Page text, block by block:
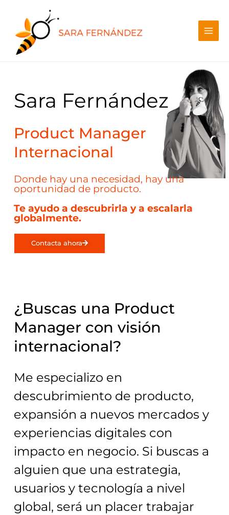
Sara Fernández
Product Manager
Internacional
Donde hay una necesidad, hay una
oportunidad de producto.
Te ayudo a descubrirla y a escalarla
globalmente.
Contacta ahora
¿Buscas una Product
Manager con visión
internacional?
Me especializo en
descubrimiento de producto,
expansión a nuevos mercados y
experiencias digitales con
impacto en negocio. Si buscas a
alguien que una estrategia,
usuarios y tecnología a nivel
global, será un placer trabajar